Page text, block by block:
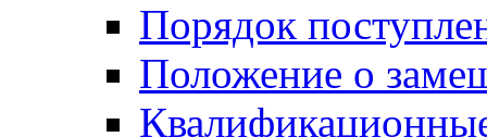
Порядок
Положение о